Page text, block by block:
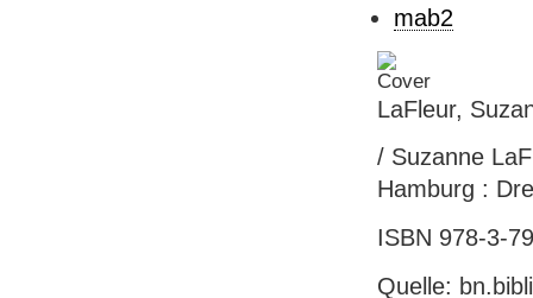
mab2
LaFleur,
/ Suzanne
Hamburg :
ISBN 978-3-
Quelle: